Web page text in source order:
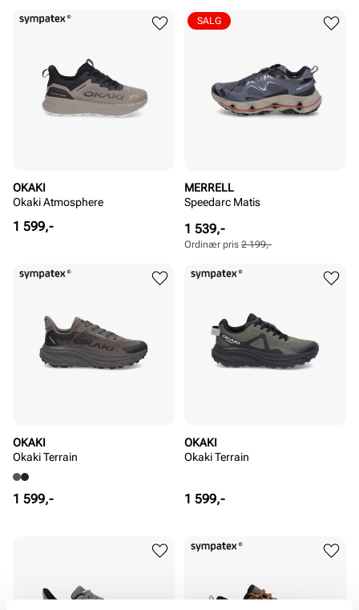
OKAKI
Okaki Atmosphere
Pris
1 599,-
MERRELL
Speedarc Matis
Pris
1 539,-
Ordinær
pris
Ordinær pris 2 199,-
SALG
OKAKI
Okaki Terrain
Pris
1 599,-
OKAKI
Okaki Terrain
Pris
1 599,-